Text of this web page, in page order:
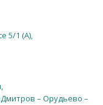
5/1 (А),
– Орудьево –